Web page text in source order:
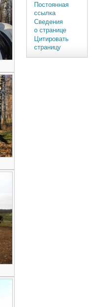
Постоянная
ссылка
Сведения
о странице
Цитировать
страницу